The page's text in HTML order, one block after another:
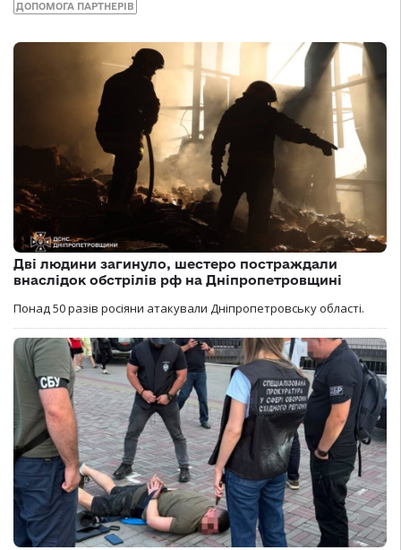
ДОПОМОГА ПАРТНЕРІВ
Дві людини загинуло, шестеро постраждали
внаслідок обстрілів рф на Дніпропетровщині
Понад 50 разів росіяни атакували Дніпропетровську області.